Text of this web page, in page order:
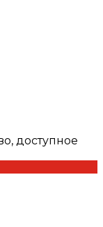
доступное